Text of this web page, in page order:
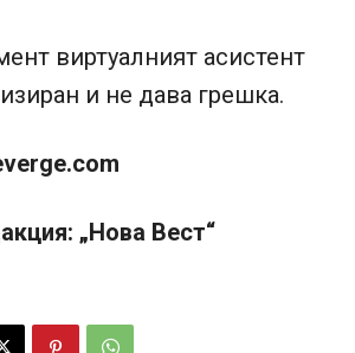
виртуалният асистент
и не дава грешка.
„Нова Вест“